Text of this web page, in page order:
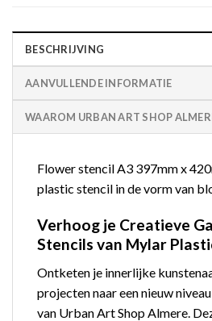
BESCHRIJVING
AANVULLENDE INFORMATIE
WAAROM URBAN ART SHOP
Flower stencil A3 397mm x
plastic stencil in de vorm van
Verhoog je Creatieve
Stencils van Mylar
Ontketen je innerlijke
projecten naar een nieuw
van Urban Art Shop Almere.